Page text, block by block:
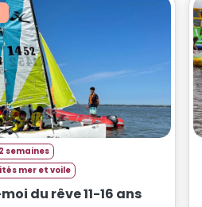
2 semaines
mer et voile
du rêve 11-16 ans